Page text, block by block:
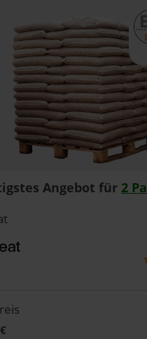
Angebot für 2
€